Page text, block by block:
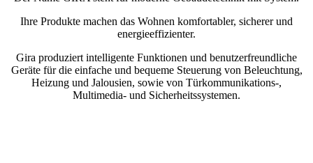
Ihre Produkte machen das Wohnen komfortabler, sicherer und
energieeffizienter.
Gira produziert intelligente Funktionen und benutzerfreundliche
Geräte für die einfache und bequeme Steuerung von Beleuchtung,
Heizung und Jalousien, sowie von Türkommunikations-,
Multimedia- und Sicherheitssystemen.